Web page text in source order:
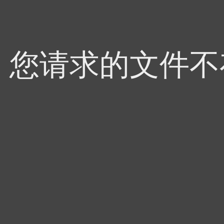
您请求的文件